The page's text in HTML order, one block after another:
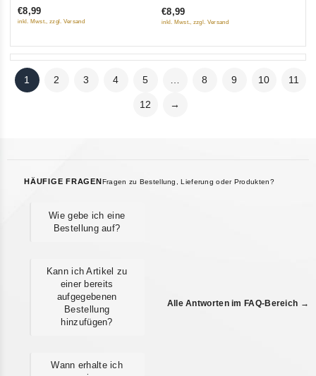
5
€8,99
inkl. Mwst., zzgl. Versand
5
€8,99
inkl. Mwst., zzgl. Versand
1 2 3 4 5 8 9 10 11
12 →
HÄUFIGE FRAGEN Fragen zu Bestellung, Lieferung oder Produkten?
Wie gebe ich eine
Bestellung auf?
Kann ich Artikel zu
einer bereits
aufgegebenen
Bestellung
hinzufügen?
Wann erhalte ich
Alle Antworten im FAQ-Bereich →